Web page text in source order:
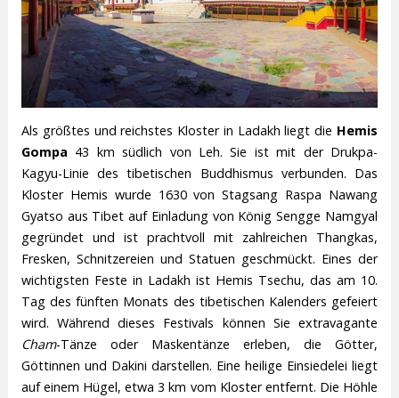
Als größtes und reichstes Kloster in Ladakh liegt die Hemis
Gompa 43 km südlich von Leh. Sie ist mit der Drukpa-
Kagyu-Linie des tibetischen Buddhismus verbunden. Das
Kloster Hemis wurde 1630 von Stagsang Raspa Nawang
Gyatso aus Tibet auf Einladung von König Sengge Namgyal
gegründet und ist prachtvoll mit zahlreichen Thangkas,
Fresken, Schnitzereien und Statuen geschmückt. Eines der
wichtigsten Feste in Ladakh ist Hemis Tsechu, das am 10.
Tag des fünften Monats des tibetischen Kalenders gefeiert
wird. Während dieses Festivals können Sie extravagante
Cham-Tänze oder Maskentänze erleben, die Götter,
Göttinnen und Dakini darstellen. Eine heilige Einsiedelei liegt
auf einem Hügel, etwa 3 km vom Kloster entfernt. Die Höhle